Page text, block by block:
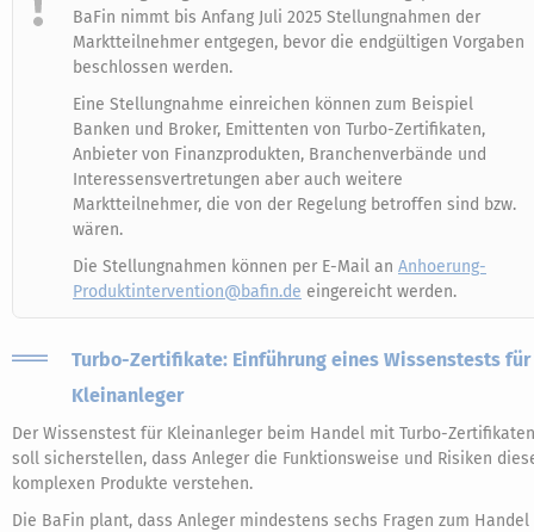
BaFin nimmt bis Anfang Juli 2025 Stellungnahmen der
Marktteilnehmer entgegen, bevor die endgültigen Vorgaben
beschlossen werden.
Eine Stellungnahme einreichen können zum Beispiel
Banken und Broker, Emittenten von Turbo-Zertifikaten,
Anbieter von Finanzprodukten, Branchenverbände und
Interessensvertretungen aber auch weitere
Marktteilnehmer, die von der Regelung betroffen sind bzw.
wären.
Die Stellungnahmen können per E-Mail an Anhoerung-
Produktintervention@bafin.de eingereicht werden.
Turbo-Zertifikate: Einführung eines Wissenstests für
Kleinanleger
Der Wissenstest für Kleinanleger beim Handel mit Turbo-Zertifikaten
soll sicherstellen, dass Anleger die Funktionsweise und Risiken
komplexen Produkte verstehen.
Die BaFin plant, dass Anleger mindestens sechs Fragen zum Handel